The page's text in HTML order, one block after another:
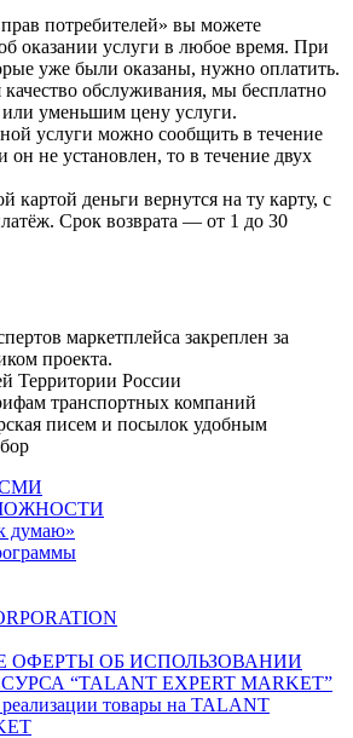
потребителей» вы можете
оказании услуги в любое время. При
уже были оказаны, нужно оплатить.
обслуживания, мы бесплатно
или уменьшим цену услуги.
услуги можно сообщить в течение
он не установлен, то в течение двух
картой деньги вернутся на ту карту, с
Срок возврата — от 1 до 30
маркетплейса закреплен за
проекта.
Территории России
транспортных компаний
писем и посылок удобным
СМИ
думаю»
ОФЕРТЫ ОБ ИСПОЛЬЗОВАНИИ
“TALANT EXPERT MARKET”
товары на TALANT